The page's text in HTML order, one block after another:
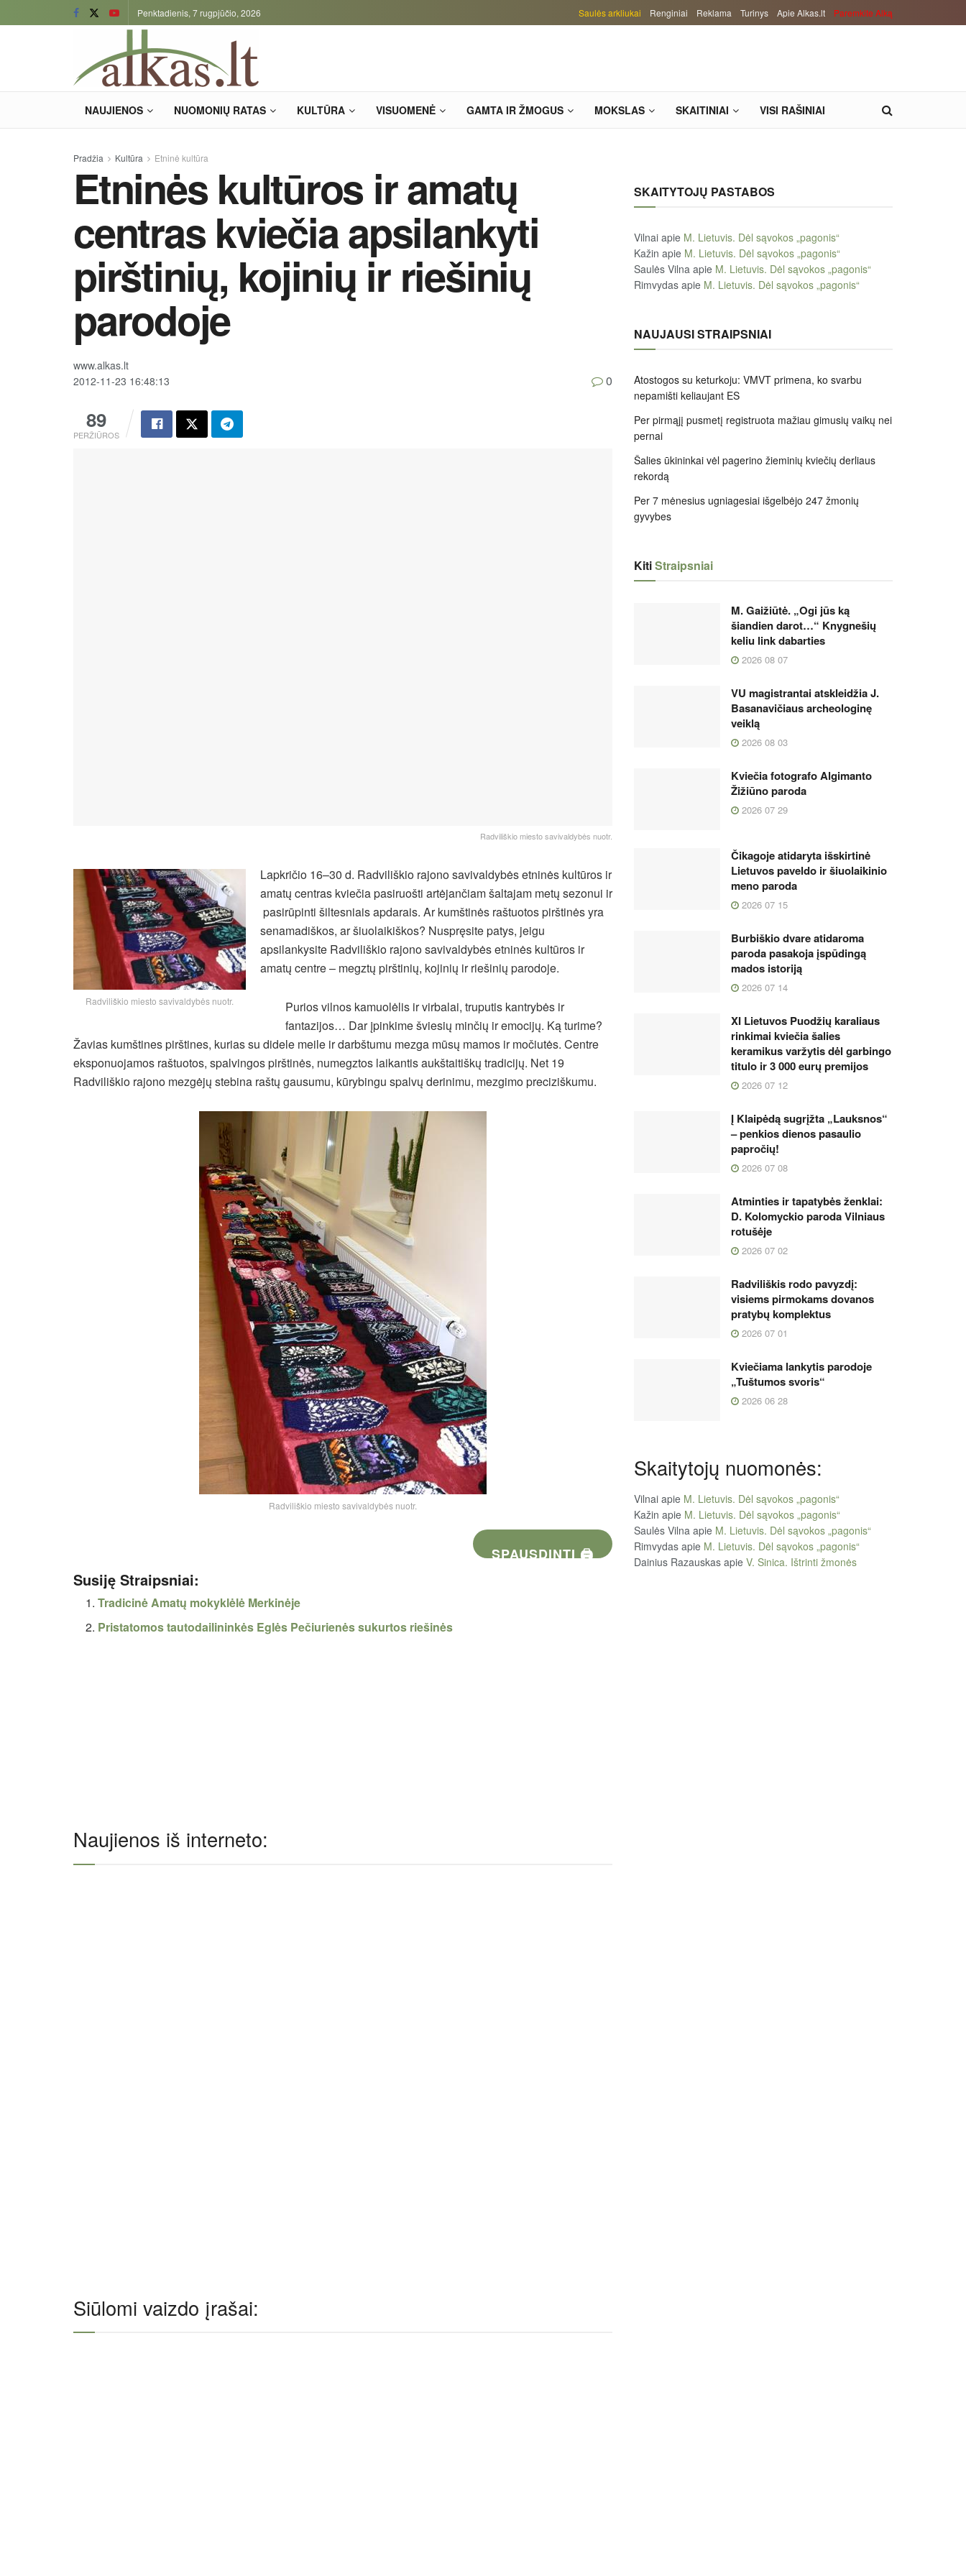
Penktadienis, 7 rugpjūčio, 2026 Saulės arkliukai Renginiai Reklama Turinys Apie Alkas.lt Paremkite Alką
NAUJIENOS NUOMONIŲ RATAS KULTŪRA VISUOMENĖ GAMTA IR ŽMOGUS MOKSLAS SKAITINIAI VISI RAŠINIAI
Pradžia Kultūra Etninė kultūra
Etninės kultūros ir amatų
centras kviečia apsilankyti
pirštinių, kojinių ir riešinių
parodoje
www.alkas.lt
2012-11-23 16:48:13
89
PERŽIŪROS
0
Radviliškio miesto savivaldybės nuotr.
Radviliškio miesto savivaldybės nuotr.
Lapkričio 16–30 d. Radviliškio rajono savivaldybės etninės kultūros ir
amatų centras kviečia pasiruošti artėjančiam šaltajam metų sezonui ir
pasirūpinti šiltesniais apdarais. Ar kumštinės raštuotos pirštinės yra
senamadiškos, ar šiuolaikiškos? Nuspręsite patys, jeigu
apsilankysite Radviliškio rajono savivaldybės etninės kultūros ir
amatų centre – megztų pirštinių, kojinių ir riešinių parodoje.
Purios vilnos kamuolėlis ir virbalai, truputis kantrybės ir
fantazijos… Dar įpinkime šviesių minčių ir emocijų. Ką turime?
Žavias kumštines pirštines, kurias su didele meile ir darbštumu mezga mūsų mamos ir močiutės. Centre
eksponuojamos raštuotos, spalvingos pirštinės, numegztos laikantis aukštaitiškų tradicijų. Net 19
Radviliškio rajono mezgėjų stebina raštų gausumu, kūrybingu spalvų derinimu, mezgimo preciziškumu.
Radviliškio miesto savivaldybės nuotr.
SPAUSDINTI 🖨
Susiję Straipsniai:
Tradicinė Amatų mokyklėlė Merkinėje
Pristatomos tautodailininkės Eglės Pečiurienės sukurtos riešinės
Naujienos iš interneto:
Siūlomi vaizdo įrašai:
SKAITYTOJŲ PASTABOS
Vilnai apie M. Lietuvis. Dėl sąvokos „pagonis“
Kažin apie M. Lietuvis. Dėl sąvokos „pagonis“
Saulės Vilna apie M. Lietuvis. Dėl sąvokos „pagonis“
Rimvydas apie M. Lietuvis. Dėl sąvokos „pagonis“
NAUJAUSI STRAIPSNIAI
Atostogos su keturkoju: VMVT primena, ko svarbu
nepamišti keliaujant ES
Per pirmąjį pusmetį registruota mažiau gimusių vaikų nei
pernai
Šalies ūkininkai vėl pagerino žieminių kviečių derliaus
rekordą
Per 7 mėnesius ugniagesiai išgelbėjo 247 žmonių
gyvybes
KitiStraipsniai
M. Gaižiūtė. „Ogi jūs ką
šiandien darot…“ Knygnešių
keliu link dabarties
2026 08 07
VU magistrantai atskleidžia J.
Basanavičiaus archeologinę
veiklą
2026 08 03
Kviečia fotografo Algimanto
Žižiūno paroda
2026 07 29
Čikagoje atidaryta išskirtinė
Lietuvos paveldo ir šiuolaikinio
meno paroda
2026 07 15
Burbiškio dvare atidaroma
paroda pasakoja įspūdingą
mados istoriją
2026 07 14
XI Lietuvos Puodžių karaliaus
rinkimai kviečia šalies
keramikus varžytis dėl garbingo
titulo ir 3 000 eurų premijos
2026 07 12
Į Klaipėdą sugrįžta „Lauksnos“
– penkios dienos pasaulio
papročių!
2026 07 08
Atminties ir tapatybės ženklai:
D. Kolomyckio paroda Vilniaus
rotušėje
2026 07 02
Radviliškis rodo pavyzdį:
visiems pirmokams dovanos
pratybų komplektus
2026 07 01
Kviečiama lankytis parodoje
„Tuštumos svoris“
2026 06 28
Skaitytojų nuomonės:
Vilnai apie M. Lietuvis. Dėl sąvokos „pagonis“
Kažin apie M. Lietuvis. Dėl sąvokos „pagonis“
Saulės Vilna apie M. Lietuvis. Dėl sąvokos „pagonis“
Rimvydas apie M. Lietuvis. Dėl sąvokos „pagonis“
Dainius Razauskas apie V. Sinica. Ištrinti žmonės